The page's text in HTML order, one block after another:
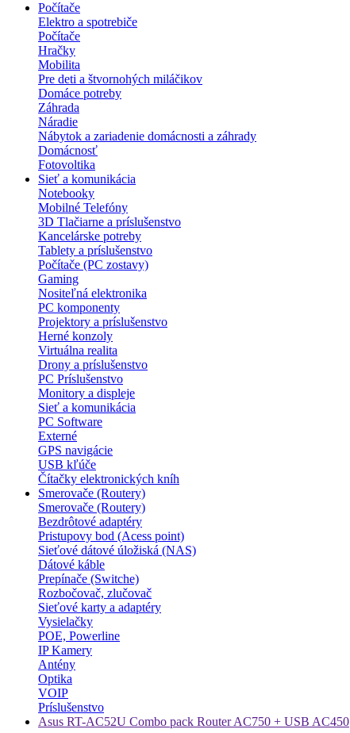
Počítače
Elektro a spotrebiče
Počítače
Hračky
Mobilita
Pre deti a štvornohých miláčikov
Domáce potreby
Záhrada
Náradie
Nábytok a zariadenie domácnosti a záhrady
Domácnosť
Fotovoltika
Sieť a komunikácia
Notebooky
Mobilné Telefóny
3D Tlačiarne a príslušenstvo
Kancelárske potreby
Tablety a príslušenstvo
Počítače (PC zostavy)
Gaming
Nositeľná elektronika
PC komponenty
Projektory a príslušenstvo
Herné konzoly
Virtuálna realita
Drony a príslušenstvo
PC Príslušenstvo
Monitory a displeje
Sieť a komunikácia
PC Software
Externé
GPS navigácie
USB kľúče
Čítačky elektronických kníh
Smerovače (Routery)
Smerovače (Routery)
Bezdrôtové adaptéry
Pristupovy bod (Acess point)
Sieťové dátové úložiská (NAS)
Dátové káble
Prepínače (Switche)
Rozbočovač, zlučovač
Sieťové karty a adaptéry
Vysielačky
POE, Powerline
IP Kamery
Antény
Optika
VOIP
Príslušenstvo
Asus RT-AC52U Combo pack Router AC750 + USB AC450